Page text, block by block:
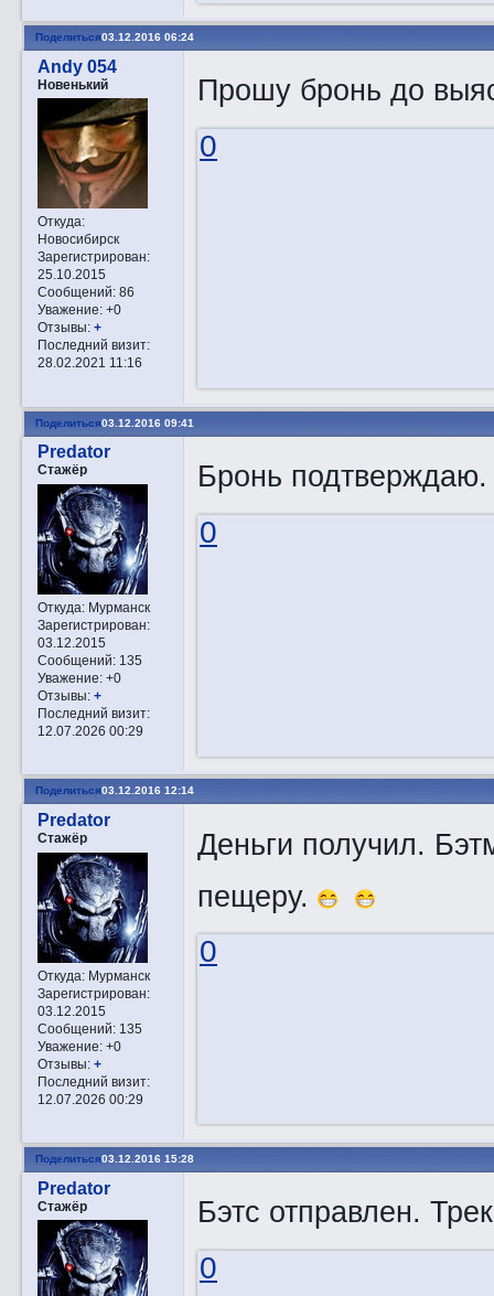
Поделиться03.12.2016 06:24
Andy 054
Новенький
Откуда:
Новосибирск
Зарегистрирован:
25.10.2015
Сообщений:86
Уважение: +0
Отзывы: +
Последний визит:
28.02.2021 11:16
Прошу бронь до
0
Поделиться03.12.2016 09:41
Predator
Стажёр
Откуда:Мурманск
Зарегистрирован:
03.12.2015
Сообщений:135
Уважение: +0
Отзывы: +
Последний визит:
12.07.2026 00:29
Бронь подтверждаю.
0
Поделиться03.12.2016 12:14
Predator
Стажёр
Откуда:Мурманск
Зарегистрирован:
03.12.2015
Сообщений:135
Уважение: +0
Отзывы: +
Последний визит:
12.07.2026 00:29
Деньги получил.
пещеру.
0
Поделиться03.12.2016 15:28
Predator
Стажёр
Бэтс отправлен.
0